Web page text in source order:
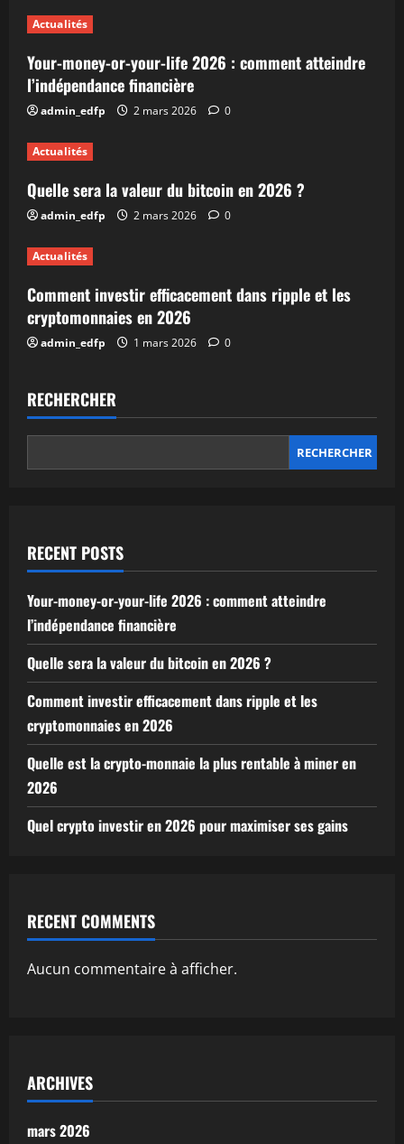
Actualités
Your-money-or-your-life 2026 : comment atteindre
l’indépendance financière
admin_edfp 2 mars 2026 0
Actualités
Quelle sera la valeur du bitcoin en 2026 ?
admin_edfp 2 mars 2026 0
Actualités
Comment investir efficacement dans ripple et les
cryptomonnaies en 2026
admin_edfp 1 mars 2026 0
RECHERCHER
RECHERCHER
RECENT POSTS
Your-money-or-your-life 2026 : comment atteindre
l’indépendance financière
Quelle sera la valeur du bitcoin en 2026 ?
Comment investir efficacement dans ripple et les
cryptomonnaies en 2026
Quelle est la crypto-monnaie la plus rentable à miner en
2026
Quel crypto investir en 2026 pour maximiser ses gains
RECENT COMMENTS
Aucun commentaire à afficher.
ARCHIVES
mars 2026